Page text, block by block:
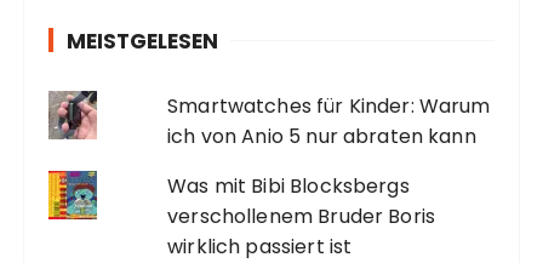
MEISTGELESEN
Smartwatches für Kinder: Warum
ich von Anio 5 nur abraten kann
Was mit Bibi Blocksbergs
verschollenem Bruder Boris
wirklich passiert ist